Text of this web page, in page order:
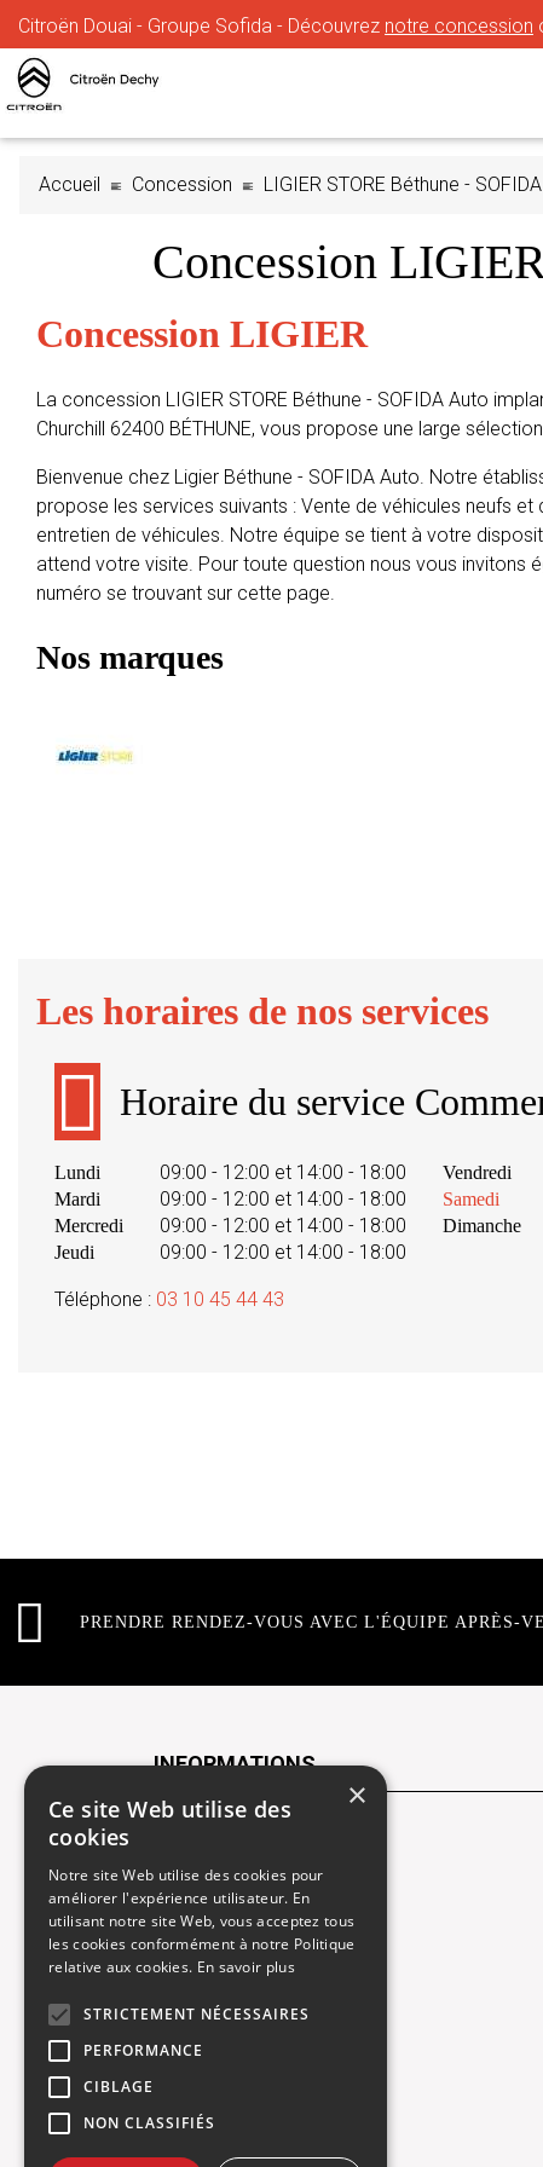
Citroën Douai - Groupe Sofida - Découvrez notre concession
Accueil Concession LIGIER STORE Béthune -
Concession
Concession LIGIER
La concession LIGIER STORE Béthune - SOFIDA Auto
Churchill 62400 BÉTHUNE, vous propose une large
Bienvenue chez Ligier Béthune - SOFIDA Auto. Notre
propose les services suivants : Vente de véhicules neufs
entretien de véhicules. Notre équipe se tient à votre
attend votre visite. Pour toute question nous vous invitons
numéro se trouvant sur cette page.
Nos marques
Les horaires de nos services
Horaire du service
Lundi 09:00 - 12:00 et 14:00 - 18:00
Mardi 09:00 - 12:00 et 14:00 - 18:00
Mercredi 09:00 - 12:00 et 14:00 - 18:00
Jeudi 09:00 - 12:00 et 14:00 - 18:00
Vendredi
Samedi
Dimanche
Téléphone : 03 10 45 44 43
PRENDRE RENDEZ-VOUS AVEC L'ÉQUIPE APRÈS-
INFORMATIONS
Recrutement
Rendez-vous atelier
Mentions légales
×
Ce site Web utilise des
cookies
Notre site Web utilise des cookies pour
améliorer l'expérience utilisateur. En
utilisant notre site Web, vous acceptez tous
les cookies conformément à notre Politique
relative aux cookies. En savoir plus
STRICTEMENT NÉCESSAIRES
PERFORMANCE
CIBLAGE
NON CLASSIFIÉS